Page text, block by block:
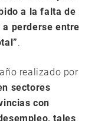
a la falta de
perderse entre
.
realizado por
sectores
con
tales